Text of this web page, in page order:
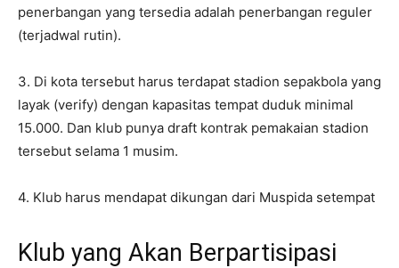
penerbangan yang tersedia adalah penerbangan reguler
(terjadwal rutin).
3. Di kota tersebut harus terdapat stadion sepakbola yang
layak (verify) dengan kapasitas tempat duduk minimal
15.000. Dan klub punya draft kontrak pemakaian stadion
tersebut selama 1 musim.
4. Klub harus mendapat dikungan dari Muspida setempat
Klub yang Akan Berpartisipasi